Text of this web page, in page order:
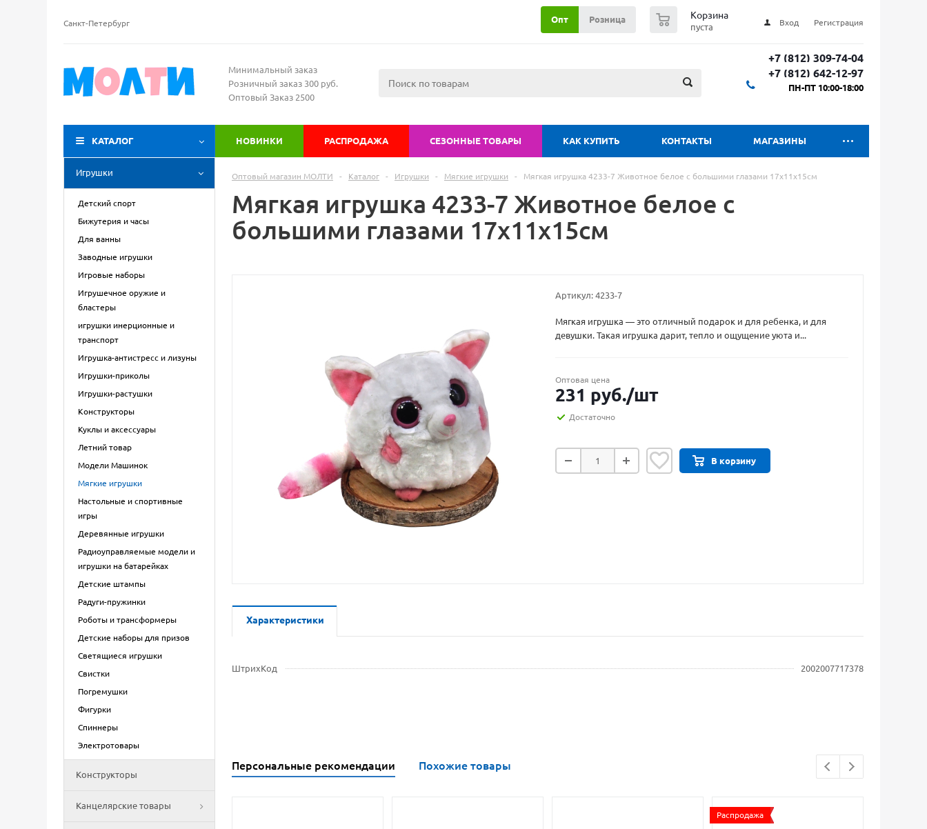
Санкт-Петербург Вход Регистрация
Корзина
пуста
Опт Розница
Минимальный заказ
Розничный заказ 300 руб.
Оптовый Заказ 2500
+7 (812) 309-74-04
+7 (812) 642-12-97
ПН-ПТ 10:00-18:00
КАТАЛОГ НОВИНКИ РАСПРОДАЖА СЕЗОННЫЕ ТОВАРЫ КАК КУПИТЬ КОНТАКТЫ МАГАЗИНЫ
Игрушки
Детский спорт
Бижутерия и часы
Для ванны
Заводные игрушки
Игровые наборы
Игрушечное оружие и
бластеры
игрушки инерционные и
транспорт
Игрушка-антистресс и лизуны
Игрушки-приколы
Игрушки-растушки
Конструкторы
Куклы и аксессуары
Летний товар
Модели Машинок
Мягкие игрушки
Настольные и спортивные
игры
Деревянные игрушки
Радиоуправляемые модели и
игрушки на батарейках
Детские штампы
Радуги-пружинки
Роботы и трансформеры
Детские наборы для призов
Светящиеся игрушки
Свистки
Погремушки
Фигурки
Спиннеры
Электротовары
Конструкторы
Канцелярские товары
Оптовый магазин МОЛТИ - Каталог - Игрушки - Мягкие игрушки - Мягкая игрушка 4233-7 Животное белое с большими глазами 17х11х15см
Мягкая игрушка 4233-7 Животное белое с
большими глазами 17х11х15см
Артикул: 4233-7
Мягкая игрушка — это отличный подарок и для ребенка, и для
девушки. Такая игрушка дарит, тепло и ощущение уюта и...
Оптовая цена
231 руб./шт
Достаточно
В корзину
Характеристики
ШтрихКод 2002007717378
Персональные рекомендации Похожие товары
Распродажа